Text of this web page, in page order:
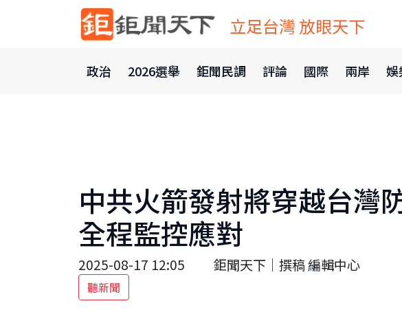
立足台灣 放眼天下
政治 2026選舉 鉅聞民調 評論 國際 兩岸 娛
中共火箭發射將穿越台灣
全程監控應對
2025-08-17 12:05 鉅聞天下｜撰稿 編輯中心
聽新聞